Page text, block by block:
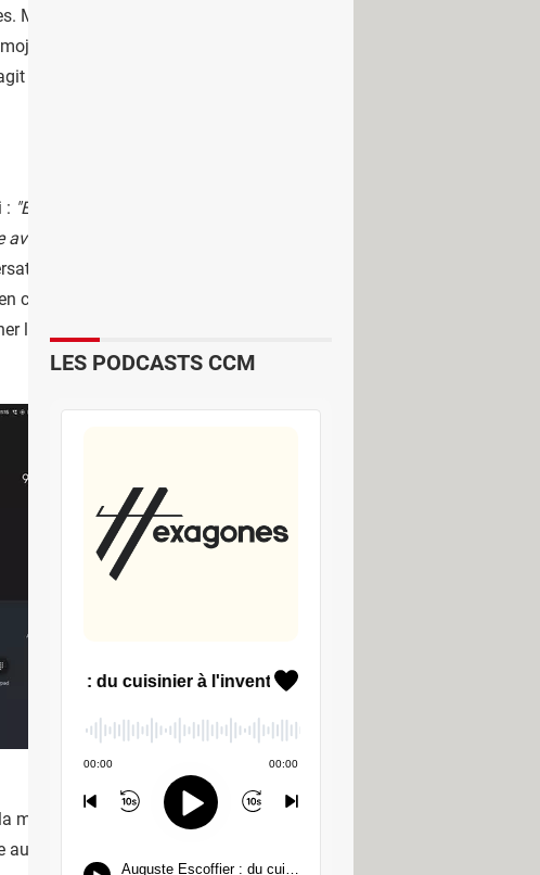
Mais là, la firme de Mountain View a eu
audio". Le principe est le même que
cette fois de bruitage. Et le résultat est
: "Exprimez vos émotions et vos humeurs
des émojis pendant que vous êtes en
téléphonique, l'application affiche
; applaudissements, rire, faire la
le doux son d'une flatulence. Parfait
où Google impose un délai entre
dessus du menu des appels. Vous
LES PODCASTS CCM